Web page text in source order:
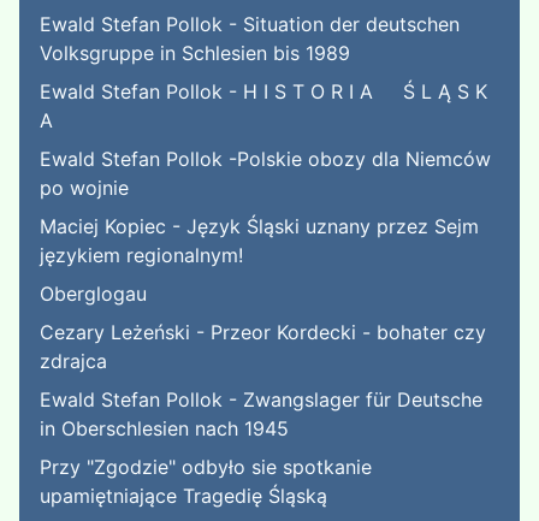
Ewald Stefan Pollok - Situation der deutschen
Volksgruppe in Schlesien bis 1989
Ewald Stefan Pollok - H I S T O R I A Ś L Ą S K
A
Ewald Stefan Pollok -Polskie obozy dla Niemców
po wojnie
Maciej Kopiec - Język Śląski uznany przez Sejm
językiem regionalnym!
Oberglogau
Cezary Leżeński - Przeor Kordecki - bohater czy
zdrajca
Ewald Stefan Pollok - Zwangslager für Deutsche
in Oberschlesien nach 1945
Przy "Zgodzie" odbyło sie spotkanie
upamiętniające Tragedię Śląską